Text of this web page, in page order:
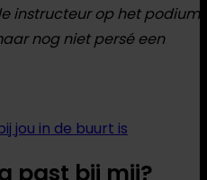
instructeur op het podium
nog niet persé een
jou in de buurt is
past bij mij?